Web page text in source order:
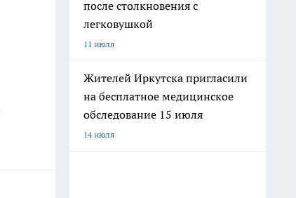
после столкновения с
легковушкой
11 июля
Жителей Иркутска пригласили
на бесплатное медицинское
обследование 15 июля
14 июля